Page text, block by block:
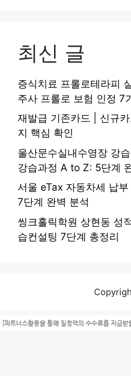
최신 글
증식치료 프롤로테라피
주사 프롤로 보험 인정 7
재발급 기존카드 | 신규
지 핵심 확인
울산문수실내수영장 강
강습과정 A to Z: 5단계
서울 eTax 자동차세 납
7단계 완벽 분석
씽크홀릭학원 상현동 성
습컨설팅 7단계 총정리